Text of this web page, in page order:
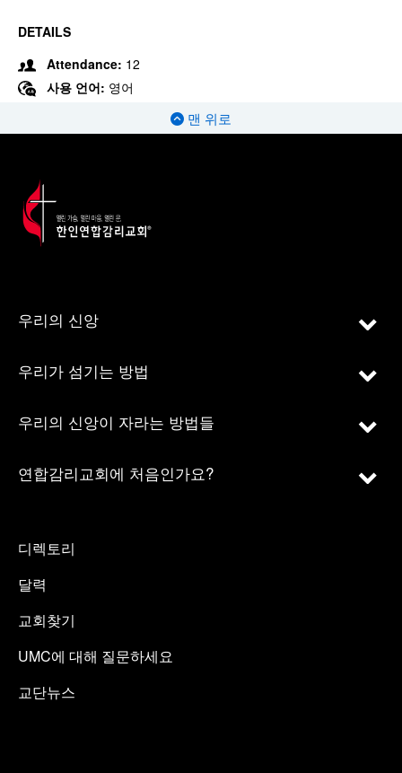
DETAILS
Attendance: 12
사용 언어: 영어
맨 위로
우리의 신앙
우리가 섬기는 방법
우리의 신앙이 자라는 방법들
연합감리교회에 처음인가요?
디렉토리
달력
교회찾기
UMC에 대해 질문하세요
교단뉴스